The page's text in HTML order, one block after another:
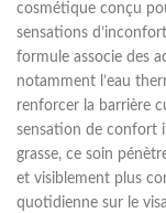
cosmétique conçu
sensations
formule associe des
notamment l’eau
renforcer la barrière
sensation de confort
grasse, ce soin
et visiblement plus
quotidienne sur le